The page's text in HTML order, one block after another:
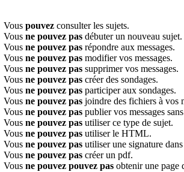
Vous pouvez consulter les sujets.
Vous ne pouvez pas débuter un nouveau sujet.
Vous ne pouvez pas répondre aux messages.
Vous ne pouvez pas modifier vos messages.
Vous ne pouvez pas supprimer vos messages.
Vous ne pouvez pas créer des sondages.
Vous ne pouvez pas participer aux sondages.
Vous ne pouvez pas joindre des fichiers à vos
Vous ne pouvez pas publier vos messages
Vous ne pouvez pas utiliser ce type de sujet.
Vous ne pouvez pas utiliser le HTML.
Vous ne pouvez pas utiliser une signature
Vous ne pouvez pas créer un pdf.
Vous ne pouvez pouvez pas obtenir une page